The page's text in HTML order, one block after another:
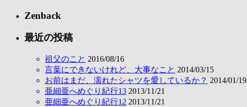
Zenback
最近の投稿
祖父のこと 2016/08/16
言葉にできないけれど、大事なこと 2014/03/15
お前はまだ、濡れたシャツを愛しているか？ 2014/01/19
亜細亜へめぐり紀行13 2013/11/21
亜細亜へめぐり紀行12 2013/11/21